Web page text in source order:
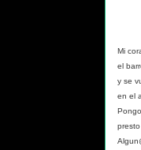
se
Mi
el
y se
en el
presto